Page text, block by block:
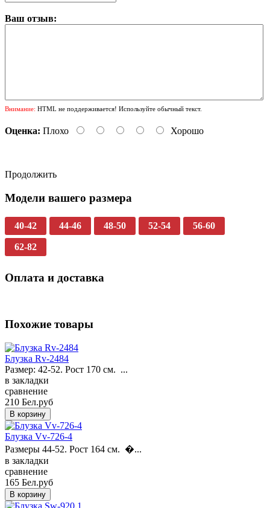
Ваш отзыв:
Внимание: HTML не поддерживается! Используйте обычный текст.
Оценка: Плохо Хорошо
Продолжить
Модели вашего размера
40-42 44-46 48-50 52-54 56-60
62-82
Оплата и доставка
Похожие товары
Блузка Rv-2484
Размер: 42-52. Рост 170 см. ...
в закладки
сравнение
210 Бел.руб
Блузка Vv-726-4
Размеры 44-52. Рост 164 см. �...
в закладки
сравнение
165 Бел.руб